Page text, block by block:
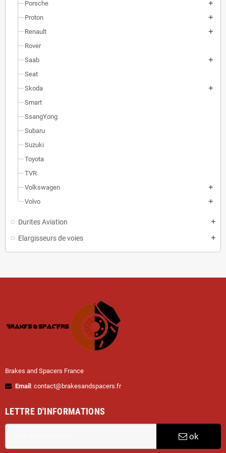
Porsche
Proton
Renault
Rover
Saab
Seat
Skoda
Smart
SsangYong
Subaru
Suzuki
Toyota
TVR
Volkswagen
Volvo
Durites Aviation
Elargisseurs de voies
Brakes and Spacers France
Email : contact@brakesandspacers.fr
LETTRE D'INFORMATIONS
ok